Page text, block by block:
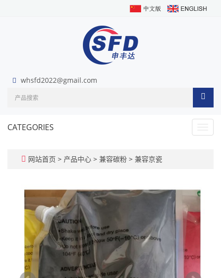
whsfd2022@gmail.com
CATEGORIES
网站首页 > 产品中心 > 兼容碳粉 > 兼容京瓷